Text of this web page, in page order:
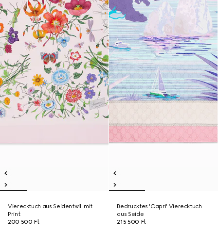
Vierecktuch aus Seidentwill mit
Print
200 500 Ft
Bedrucktes 'Capri' Vierecktuch
aus Seide
215 500 Ft